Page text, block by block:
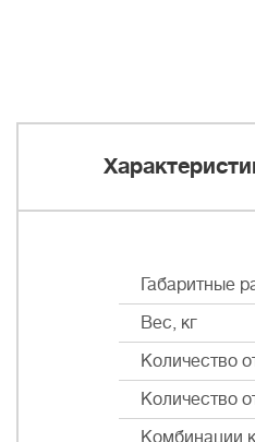
Габаритные
Вес, кг
Количество
Количество
Комбинации